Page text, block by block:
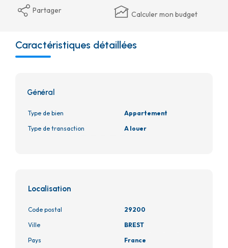
Partager
Calculer mon budget
Caractéristiques détaillées
Général
Type de bien
Appartement
Type de transaction
A louer
Localisation
Code postal
29200
Ville
BREST
Pays
France